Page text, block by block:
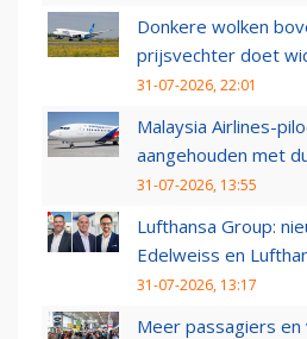
Donkere wolken
prijsvechter doet
31-07-2026, 22:01
Malaysia Airlines-
aangehouden met
31-07-2026, 13:55
Lufthansa Group:
Edelweiss en
31-07-2026, 13:17
Meer passagiers en